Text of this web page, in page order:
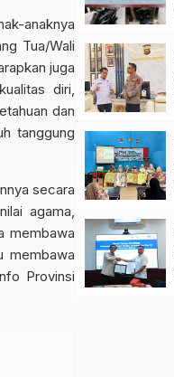
anaknya
Tua/Wali
juga
diri,
dan
tanggung
secara
agama,
membawa
membawa
Provinsi